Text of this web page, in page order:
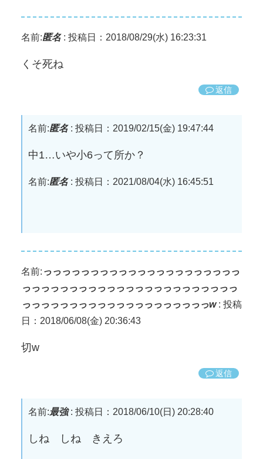
名前:匿名: 投稿日：2018/08/29(水) 16:23:31
くそ死ね
返信
名前:匿名: 投稿日：2019/02/15(金) 19:47:44
中1…いや小6って所か？
名前:匿名: 投稿日：2021/08/04(水) 16:45:51
名前: っっっっっっっっっっっっっっっっっっっっっ
っっっっっっっっっっっっっっっっっっっっっっっ
っっっっっっっっっっっっっっっっっっっっw: 投稿
日：2018/06/08(金) 20:36:43
切w
返信
名前:最強: 投稿日：2018/06/10(日) 20:28:40
しね しね きえろ